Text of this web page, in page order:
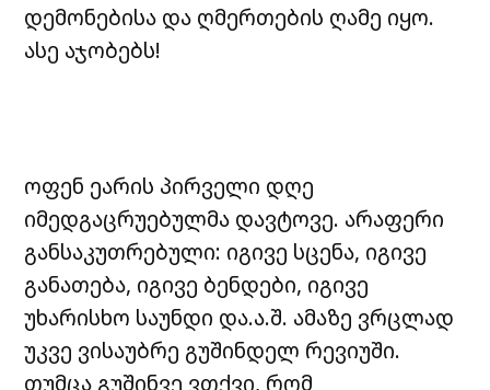
დემონებისა და ღმერთების ღამე იყო.
ასე აჯობებს!
ოფენ ეარის პირველი დღე
იმედგაცრუებულმა დავტოვე. არაფერი
განსაკუთრებული: იგივე სცენა, იგივე
განათება, იგივე ბენდები, იგივე
უხარისხო საუნდი და.ა.შ. ამაზე ვრცლად
უკვე ვისაუბრე გუშინდელ რევიუში.
თუმცა გუშინვე ვთქვი, რომ